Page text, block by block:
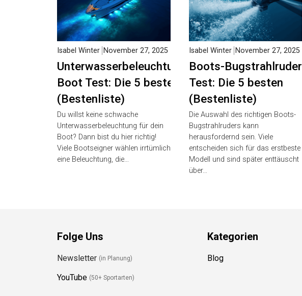
Unterwasserbeleuchtung
Boot Test: Die 5 besten
(Bestenliste)
Isabel Winter November 27, 2025
Du willst keine schwache
Unterwasserbeleuchtung für dein
Boot? Dann bist du hier richtig!
Viele Bootseigner wählen irrtümlich
eine Beleuchtung, die…
Boots-Bugstrahlruder
Test: Die 5 besten
(Bestenliste)
Isabel Winter November 27, 2025
Die Auswahl des richtigen Boots-
Bugstrahlruders kann
herausfordernd sein. Viele
entscheiden sich für das erstbeste
Modell und sind später enttäuscht
über…
Folge Uns
Newsletter (in Planung)
YouTube (50+ Sportarten)
Kategorien
Blog